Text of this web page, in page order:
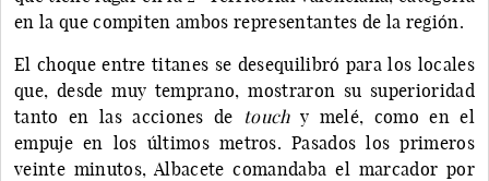
en la que compiten ambos representantes de la región.
El choque entre titanes se desequilibró para los locales
que, desde muy temprano, mostraron su superioridad
tanto en las acciones de touchy melé, como en el
empuje en los últimos metros. Pasados los primeros
veinte minutos, Albacete comandaba el marcador por